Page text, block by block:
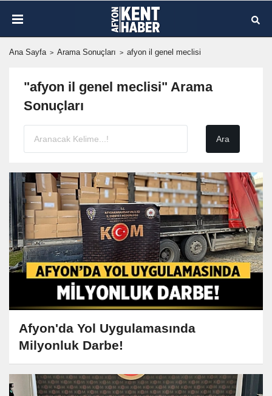
Ana Sayfa Arama Sonuçları afyon il genel meclisi
"afyon il genel meclisi" Arama
Sonuçları
Afyon'da Yol Uygulamasında
Milyonluk Darbe!